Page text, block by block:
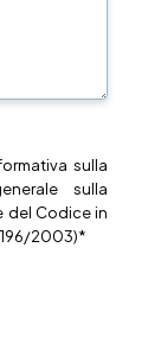
sulla
sulla
del Codice in
2003)*